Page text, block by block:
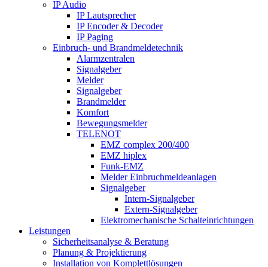
IP Audio
IP Lautsprecher
IP Encoder & Decoder
IP Paging
Einbruch- und Brandmeldetechnik
Alarmzentralen
Signalgeber
Melder
Signalgeber
Brandmelder
Komfort
Bewegungsmelder
TELENOT
EMZ complex 200/400
EMZ hiplex
Funk-EMZ
Melder Einbruchmeldeanlagen
Signalgeber
Intern-Signalgeber
Extern-Signalgeber
Elektromechanische Schalteinrichtungen
Leistungen
Sicherheitsanalyse & Beratung
Planung & Projektierung​
Installation von Komplettlösungen